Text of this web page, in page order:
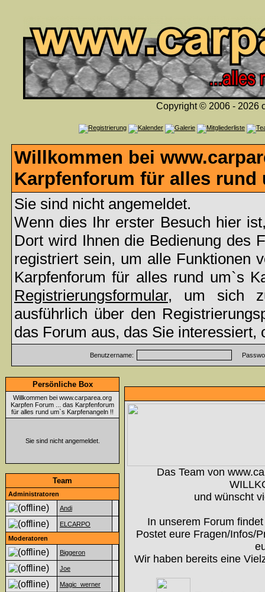
Copyright © 2006 - 2026
Willkommen bei
Karpfenforum für alles rund
Sie sind nicht angemeldet.
Wenn dies Ihr erster Besuch hier
Dort wird Ihnen die Bedienung des
registriert sein, um alle Funktionen
Karpfenforum für alles rund um`s
Registrierungsformular, um sich
ausführlich über den
das Forum aus, das Sie
Benutzername:
Persönliche Box
Willkommen bei www.carparea.org
Karpfen Forum ... das Karpfenforum
für alles rund um`s Karpfenangeln !!
Sie sind nicht angemeldet.
Team
Administratoren
Andi
ELCARPO
Moderatoren
Biggeron
Joe
Magic_werner
Das Team von
und wünscht
In unserem Forum
Postet eure Fragen/Infos/
Wir haben bereits eine